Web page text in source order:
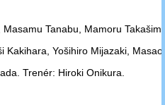
Tanabu, Mamoru
Kakihara, Yošihiro Mijazaki,
Trenér: Hiroki Onikura.